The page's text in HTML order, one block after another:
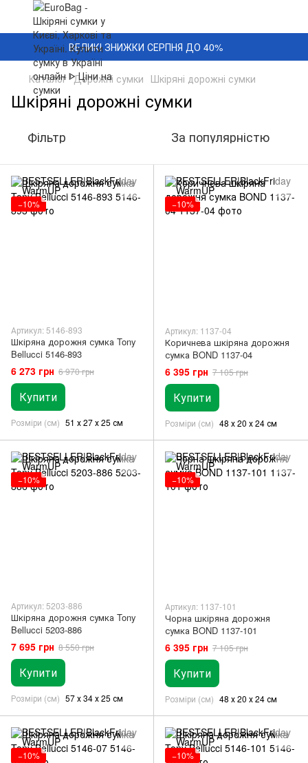
ВЕЛИКІ ЗНИЖКИ СЕРПНЯ ДО 40%
Каталог Дорожні сумки Шкіряні дорожні сумки
Шкіряні дорожні сумки
Фільтр За популярністю
−10%
Артикул: 5146-893
Шкіряна дорожня сумка Tony
Bellucci 5146-893
6 273 грн 6 970 грн
Купити
Розміри (см) 51 х 27 х 25 см
−10%
Артикул: 1137-04
Коричнева шкіряна дорожня
сумка BOND 1137-04
6 395 грн 7 105 грн
Купити
Розміри (см) 48 х 20 х 24 см
−10%
Артикул: 5203-886
Шкіряна дорожня сумка Tony
Bellucci 5203-886
7 695 грн 8 550 грн
Купити
Розміри (см) 57 х 34 х 25 см
−10%
Артикул: 1137-101
Чорна шкіряна дорожня
сумка BOND 1137-101
6 395 грн 7 105 грн
Купити
Розміри (см) 48 х 20 х 24 см
−10% −10%